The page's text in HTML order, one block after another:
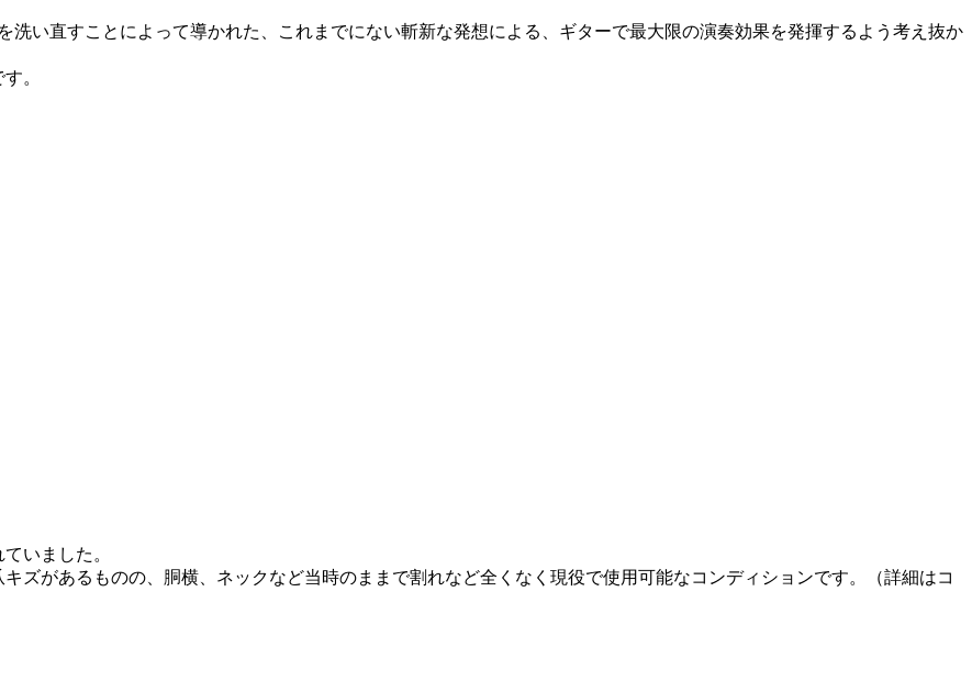
い直すことによって導かれた、これまでにない斬新な発想による、ギターで最大限の演奏効果を発揮するよう考え抜か
。
いました。
ズがあるものの、胴横、ネックなど当時のままで割れなど全くなく現役で使用可能なコンディションです。（詳細はコ